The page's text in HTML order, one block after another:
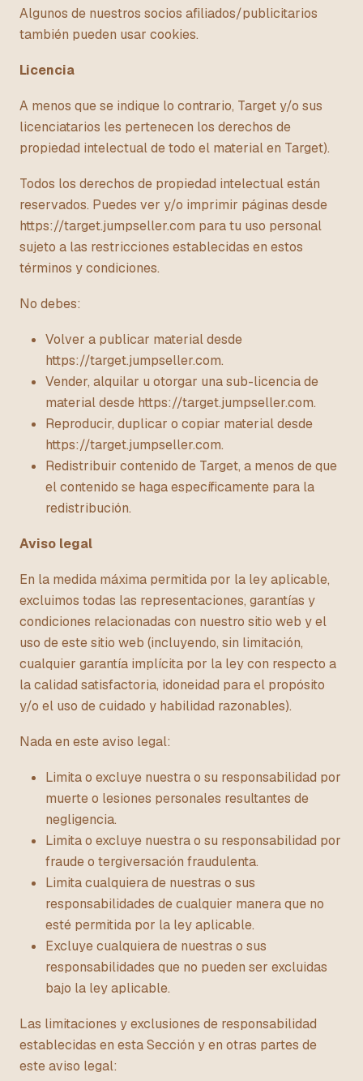
Algunos de nuestros socios afiliados/publicitarios
también pueden usar cookies.
Licencia
A menos que se indique lo contrario, Target y/o sus
licenciatarios les pertenecen los derechos de
propiedad intelectual de todo el material en Target).
Todos los derechos de propiedad intelectual están
reservados. Puedes ver y/o imprimir páginas desde
https://target.jumpseller.com para tu uso personal
sujeto a las restricciones establecidas en estos
términos y condiciones.
No debes:
Volver a publicar material desde
https://target.jumpseller.com.
Vender, alquilar u otorgar una sub-licencia de
material desde https://target.jumpseller.com.
Reproducir, duplicar o copiar material desde
https://target.jumpseller.com.
Redistribuir contenido de Target, a menos de que
el contenido se haga específicamente para la
redistribución.
Aviso legal
En la medida máxima permitida por la ley aplicable,
excluimos todas las representaciones, garantías y
condiciones relacionadas con nuestro sitio web y el
uso de este sitio web (incluyendo, sin limitación,
cualquier garantía implícita por la ley con respecto a
la calidad satisfactoria, idoneidad para el propósito
y/o el uso de cuidado y habilidad razonables).
Nada en este aviso legal:
Limita o excluye nuestra o su responsabilidad por
muerte o lesiones personales resultantes de
negligencia.
Limita o excluye nuestra o su responsabilidad por
fraude o tergiversación fraudulenta.
Limita cualquiera de nuestras o sus
responsabilidades de cualquier manera que no
esté permitida por la ley aplicable.
Excluye cualquiera de nuestras o sus
responsabilidades que no pueden ser excluidas
bajo la ley aplicable.
Las limitaciones y exclusiones de responsabilidad
establecidas en esta Sección y en otras partes de
este aviso legal: